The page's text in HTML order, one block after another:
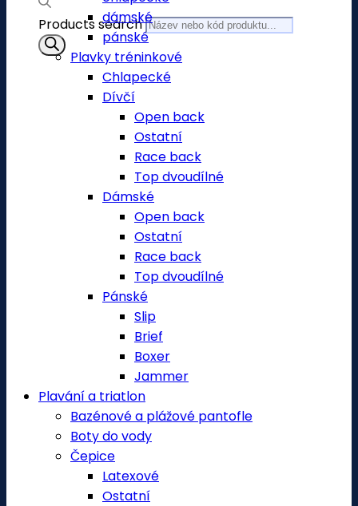
Products search
dámské
pánské
Plavky tréninkové
Chlapecké
Dívčí
Open back
Ostatní
Race back
Top dvoudílné
Dámské
Open back
Ostatní
Race back
Top dvoudílné
Pánské
Slip
Brief
Boxer
Jammer
Plavání a triatlon
Bazénové a plážové pantofle
Boty do vody
Čepice
Latexové
Ostatní